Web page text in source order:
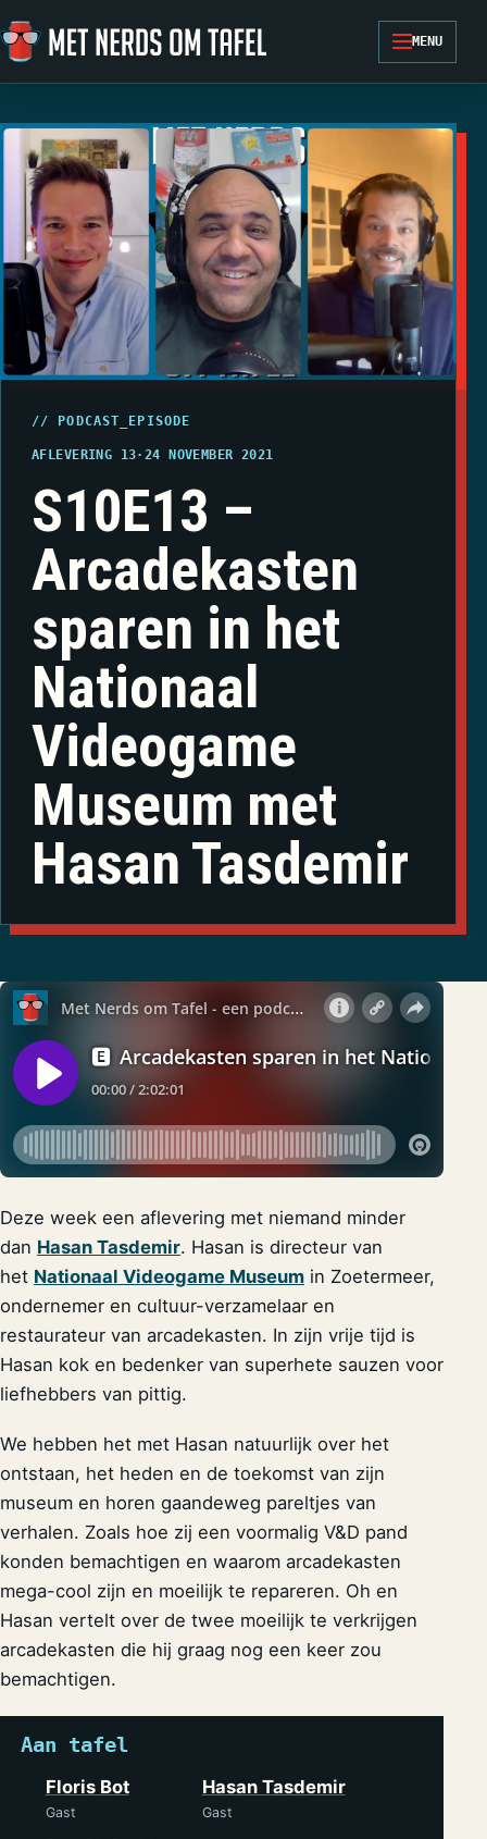
Ga naar de inhoud
MENU
// PODCAST_EPISODE
AFLEVERING 13· 24 NOVEMBER 2021
S10E13 –
Arcadekasten
sparen in het
Nationaal
Videogame
Museum met
Hasan Tasdemir
Deze week een aflevering met niemand minder
dan Hasan Tasdemir. Hasan is directeur van
het Nationaal Videogame Museum in Zoetermeer,
ondernemer en cultuur-verzamelaar en
restaurateur van arcadekasten. In zijn vrije tijd is
Hasan kok en bedenker van superhete sauzen voor
liefhebbers van pittig.
We hebben het met Hasan natuurlijk over het
ontstaan, het heden en de toekomst van zijn
museum en horen gaandeweg pareltjes van
verhalen. Zoals hoe zij een voormalig V&D pand
konden bemachtigen en waarom arcadekasten
mega-cool zijn en moeilijk te repareren. Oh en
Hasan vertelt over de twee moeilijk te verkrijgen
arcadekasten die hij graag nog een keer zou
bemachtigen.
Aan tafel
Floris Bot
Gast
Hasan Tasdemir
Gast